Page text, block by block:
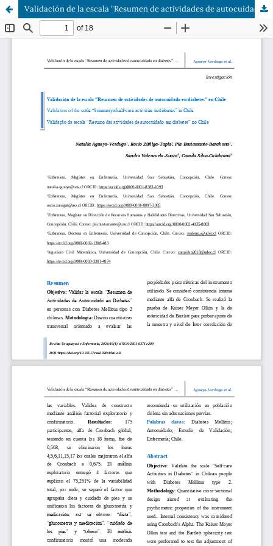
Validación de la escala “Resumen de actividades de autocuidado en diabetes” en Chile